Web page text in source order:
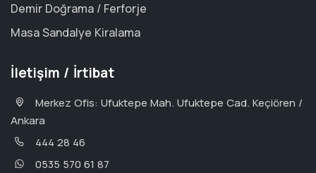
Demir Doğrama / Ferforje
Masa Sandalye Kiralama
İletişim / İrtibat
Merkez Ofis: Ufuktepe Mah. Ufuktepe Cad. Keçiören /
Ankara
444 28 46
0535 570 61 87